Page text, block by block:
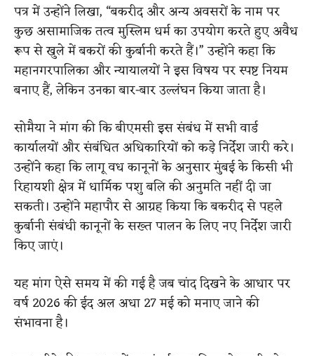
पत्र में उन्होंने लिखा, “बकरीद और अन्य अवसरों के नाम पर
कुछ असामाजिक तत्व मुस्लिम धर्म का उपयोग करते हुए अवैध
रूप से खुले में बकरों की कुर्बानी करते हैं।” उन्होंने कहा कि
महानगरपालिका और न्यायालयों ने इस विषय पर स्पष्ट नियम
बनाए हैं, लेकिन उनका बार-बार उल्लंघन किया जाता है।
सोमैया ने मांग की कि बीएमसी इस संबंध में सभी वार्ड
कार्यालयों और संबंधित अधिकारियों को कड़े निर्देश जारी करे।
उन्होंने कहा कि लागू वध कानूनों के अनुसार मुंबई के किसी भी
रिहायशी क्षेत्र में धार्मिक पशु बलि की अनुमति नहीं दी जा
सकती। उन्होंने महापौर से आग्रह किया कि बकरीद से पहले
कुर्बानी संबंधी कानूनों के सख्त पालन के लिए नए निर्देश जारी
किए जाएं।
यह मांग ऐसे समय में की गई है जब चांद दिखने के आधार पर
वर्ष 2026 की ईद अल अधा 27 मई को मनाए जाने की
संभावना है।